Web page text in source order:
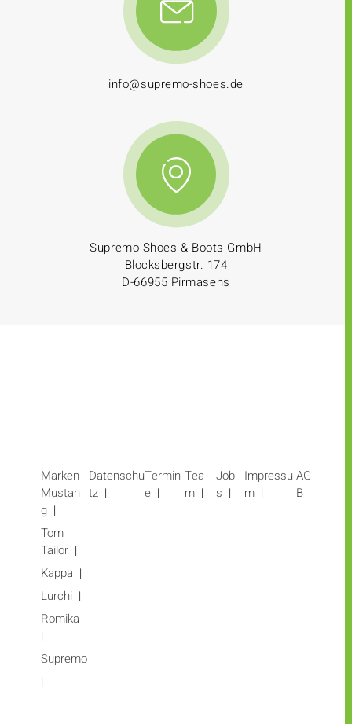
info@supremo-shoes.de
Supremo Shoes & Boots GmbH
Blocksbergstr. 174
D-66955 Pirmasens
Marken
Mustan
g
Tom
Tailor
Kappa
Lurchi
Romika
Supremo
Datenschu
tz
Termin
e
Tea
m
Job
s
Impressu
m
AG
B